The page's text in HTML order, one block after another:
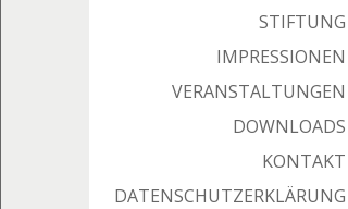
STIFTUNG
IMPRESSIONEN
VERANSTALTUNGEN
DOWNLOADS
KONTAKT
DATENSCHUTZERKLÄRUNG